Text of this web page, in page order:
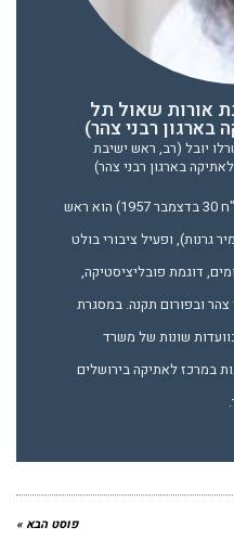
אורות שאול תל
בארגון רבני צהר)
יובל (רב, ראש ישיבת
בארגון רבני צהר)
הרב יובל שֶרְלוֹ (נולד ב-ז' טבת תשי"ח 30 בדצמבר 1957) הוא ראש
גרנות), ופעיל ציבורי בולט
דוגמת פובליציסטיקה,
צהר ובפורום תקנה. במסגרת
שונות של משרד
במרכז לאתיקה בירושלים
פוסט הבא »